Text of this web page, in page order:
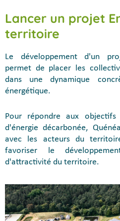
Lancer un projet
territoire
Le développement d'un
permet de placer les
dans une dynamique
énergétique.
Pour répondre aux
d'énergie décarbonée,
avec les acteurs du
favoriser le
d'attractivité du territoire.